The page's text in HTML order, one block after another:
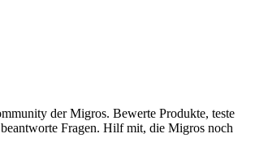
der Migros. Bewerte Produkte, teste
Fragen. Hilf mit, die Migros noch